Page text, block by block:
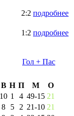
2:2 подробнее
1:2 подробнее
Гол + Пас
В Н П М
О
10 1 4 49-15 21
8 5 2 21-10 21